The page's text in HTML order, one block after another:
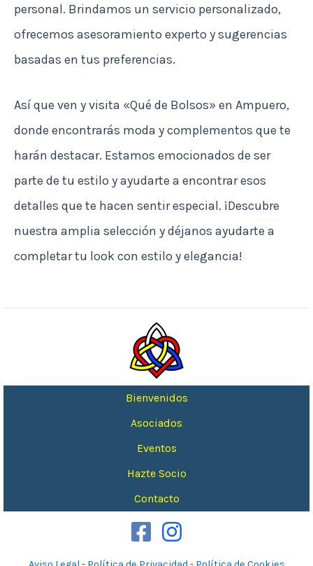
personal. Brindamos un servicio personalizado,
ofrecemos asesoramiento experto y sugerencias
basadas en tus preferencias.
Así que ven y visita «Qué de Bolsos» en Ampuero,
donde encontrarás moda y complementos que te
harán destacar. Estamos emocionados de ser
parte de tu estilo y ayudarte a encontrar esos
detalles que te hacen sentir especial. ¡Descubre
nuestra amplia selección y déjanos ayudarte a
completar tu look con estilo y elegancia!
Bienvenidos
Asociados
Eventos
Hazte Socio
Contacto